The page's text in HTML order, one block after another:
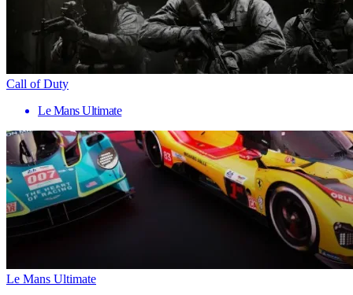
Call of Duty
Le Mans Ultimate
Le Mans Ultimate